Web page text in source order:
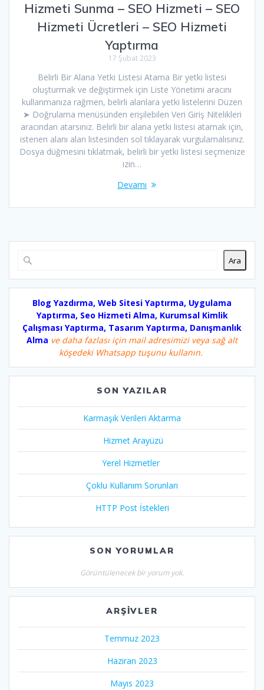
Hizmeti Sunma – SEO Hizmeti – SEO
Hizmeti Ücretleri – SEO Hizmeti
Yaptırma
17 Şubat 2023
Belirli Bir Alana Yetki Listesi Atama Bir yetki listesi
oluşturmak ve değiştirmek için Liste Yönetimi aracını
kullanmanıza rağmen, belirli alanlara yetki listelerini Düzen
➤ Doğrulama menüsünden erişilebilen Veri Giriş Nitelikleri
aracından atarsınız. Belirli bir alana yetki listesi atamak için,
istenen alanı alan listesinden sol tıklayarak vurgulamalısınız.
Dosya düğmesini tıklatmak, belirli bir yetki listesi seçmenize
izin…
Devamı
Ara
Blog Yazdırma, Web Sitesi Yaptırma, Uygulama
Yaptırma, Seo Hizmeti Alma, Kurumsal Kimlik
Çalışması Yaptırma, Tasarım Yaptırma, Danışmanlık
Alma ve daha fazlası için mail adresimizi veya sağ alt
köşedeki Whatsapp tuşunu kullanın.
SON YAZILAR
Karmaşık Verileri Aktarma
Hizmet Arayüzü
Yerel Hizmetler
Çoklu Kullanım Sorunları
HTTP Post İstekleri
SON YORUMLAR
Görüntülenecek bir yorum yok.
ARŞIVLER
Temmuz 2023
Haziran 2023
Mayıs 2023